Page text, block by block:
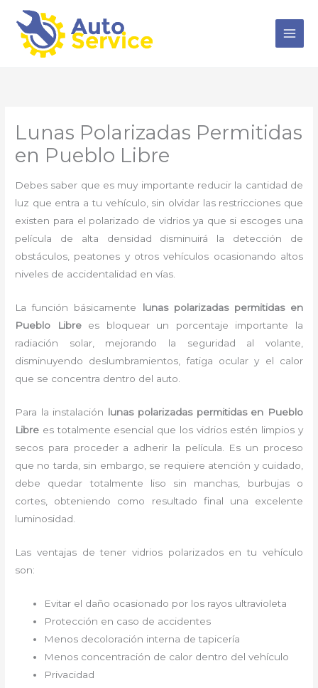
contenido
Lunas Polarizadas Permitidas
en Pueblo Libre
Debes saber que es muy importante reducir la cantidad de
luz que entra a tu vehículo, sin olvidar las restricciones que
existen para el polarizado de vidrios ya que si escoges una
película de alta densidad disminuirá la detección de
obstáculos, peatones y otros vehículos ocasionando altos
niveles de accidentalidad en vías.
La función básicamente lunas polarizadas permitidas en
Pueblo Libre es bloquear un porcentaje importante la
radiación solar, mejorando la seguridad al volante,
disminuyendo deslumbramientos, fatiga ocular y el calor
que se concentra dentro del auto.
Para la instalación lunas polarizadas permitidasen Pueblo
Libre estotalmente esencial que los vidrios estén limpios y
secos para proceder a adherir la película. Es un proceso
que no tarda, sin embargo, se requiere atención y cuidado,
debe quedar totalmente liso sin manchas, burbujas o
cortes, obteniendo como resultado final una excelente
luminosidad.
Las ventajas de tener vidrios polarizados en tu vehículo
son:
Evitar el daño ocasionado por los rayos ultravioleta
Protección en caso de accidentes
Menos decoloración interna de tapicería
Menos concentración de calor dentro del vehículo
Privacidad